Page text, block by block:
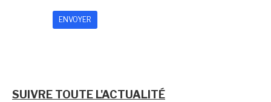
SUIVRE TOUTE L'ACTUALITÉ